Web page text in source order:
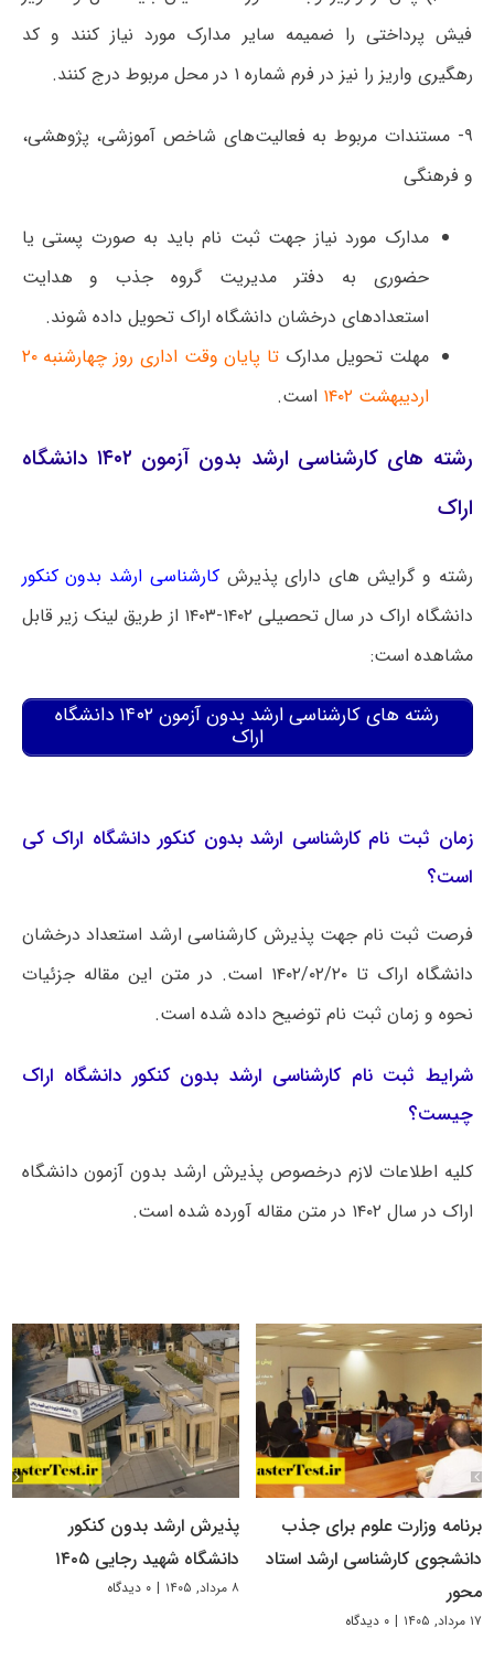
فیش پرداختی را ضمیمه سایر مدارک مورد نیاز کنند و کد
رهگیری واریز را نیز در فرم شماره ۱ در محل مربوط درج کنند.
۹- مستندات مربوط به فعالیت‌های شاخص آموزشی، پژوهشی،
و فرهنگی
مدارک مورد نیاز جهت ثبت نام باید به صورت پستی یا
حضوری به دفتر مدیریت گروه جذب و هدایت
استعدادهای درخشان دانشگاه اراک تحویل داده شوند.
مهلت تحویل مدارک
تا پایان وقت اداری روز چهارشنبه ۲۰
اردیبهشت ۱۴۰۲
است.
رشته های کارشناسی ارشد بدون آزمون ۱۴۰۲ دانشگاه
اراک
رشته و گرایش های دارای پذیرشکارشناسی ارشد بدون کنکور
دانشگاه اراک در سال تحصیلی ۱۴۰۲-۱۴۰۳ از طریق لینک زیر قابل
مشاهده است:
رشته های کارشناسی ارشد بدون آزمون ۱۴۰۲ دانشگاه
اراک
زمان ثبت نام کارشناسی ارشد بدون کنکور دانشگاه اراک کی
است؟
فرصت ثبت نام جهت پذیرش کارشناسی ارشد استعداد درخشان
دانشگاه اراک تا ۱۴۰۲/۰۲/۲۰ است. در متن این مقاله جزئیات
نحوه و زمان ثبت نام توضیح داده شده است.
شرایط ثبت نام کارشناسی ارشد بدون کنکور دانشگاه اراک
چیست؟
کلیه اطلاعات لازم درخصوص پذیرش ارشد بدون آزمون دانشگاه
اراک در سال ۱۴۰۲ در متن مقاله آورده شده است.
برنامه وزارت علوم برای جذب
دانشجوی کارشناسی ارشد استاد
محور
۱۷ مرداد, ۱۴۰۵ | ۰ دیدگاه
پذیرش ارشد بدون کنکور
دانشگاه شهید رجایی ۱۴۰۵
۸ مرداد, ۱۴۰۵ | ۰ دیدگاه